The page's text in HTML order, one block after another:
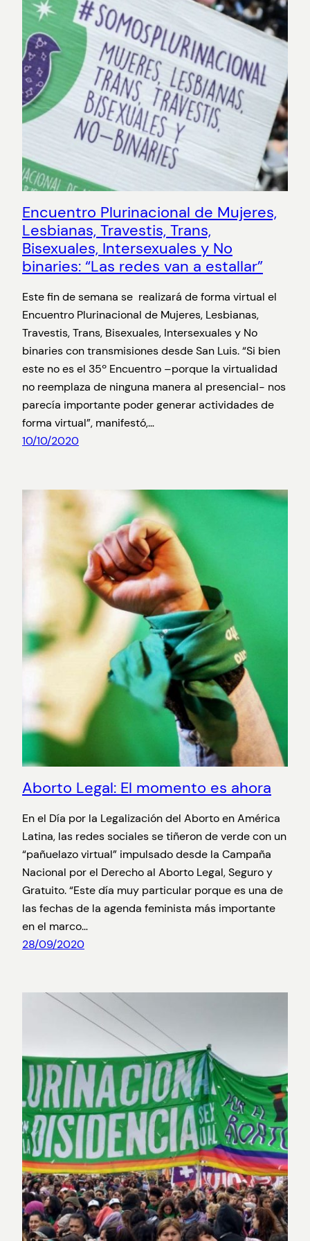
Encuentro Plurinacional de Mujeres,
Lesbianas, Travestis, Trans,
Bisexuales, Intersexuales y No
binaries: “Las redes van a estallar”
Este fin de semana se realizará de forma virtual el
Encuentro Plurinacional de Mujeres, Lesbianas,
Travestis, Trans, Bisexuales, Intersexuales y No
binaries con transmisiones desde San Luis. “Si bien
este no es el 35º Encuentro –porque la virtualidad
no reemplaza de ninguna manera al presencial- nos
parecía importante poder generar actividades de
forma virtual”, manifestó,…
10/10/2020
Aborto Legal: El momento es ahora
En el Día por la Legalización del Aborto en América
Latina, las redes sociales se tiñeron de verde con un
“pañuelazo virtual” impulsado desde la Campaña
Nacional por el Derecho al Aborto Legal, Seguro y
Gratuito. “Este día muy particular porque es una de
las fechas de la agenda feminista más importante
en el marco…
28/09/2020